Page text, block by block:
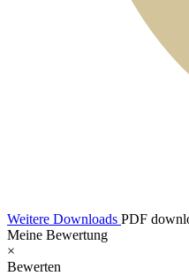
Weitere Downloads PDF
Meine Bewertung
×
Bewerten